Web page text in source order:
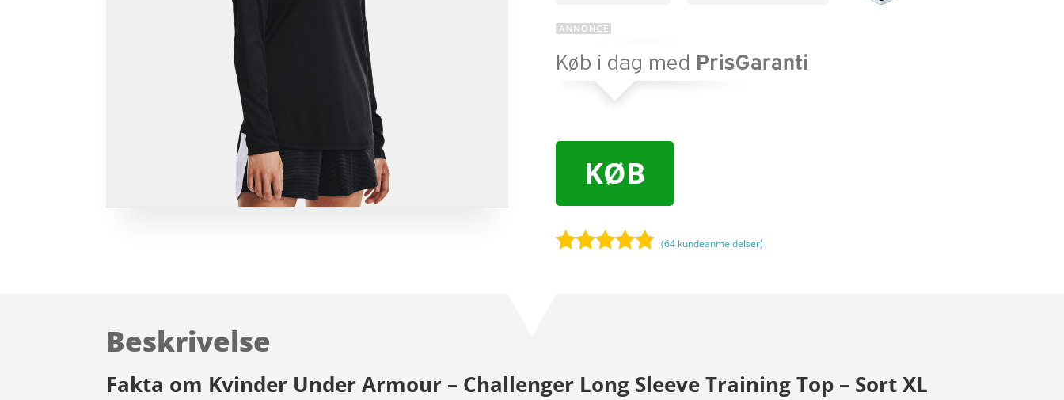
KØB
(64 kundeanmeldelser)
Beskrivelse
Fakta om Kvinder Under Armour – Challenger Long Sleeve Training Top – Sort XL